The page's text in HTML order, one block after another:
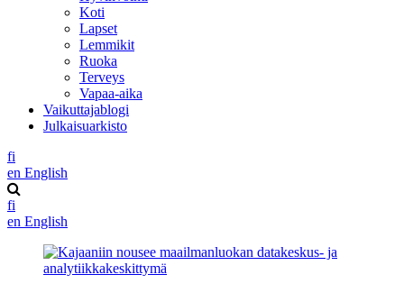
Koti
Lapset
Lemmikit
Ruoka
Terveys
Vapaa-aika
Vaikuttajablogi
Julkaisuarkisto
fi
en English
fi
en English